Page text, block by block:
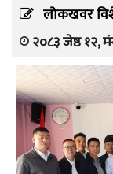
लोकखवर
२०८३ जेष्ठ १२,